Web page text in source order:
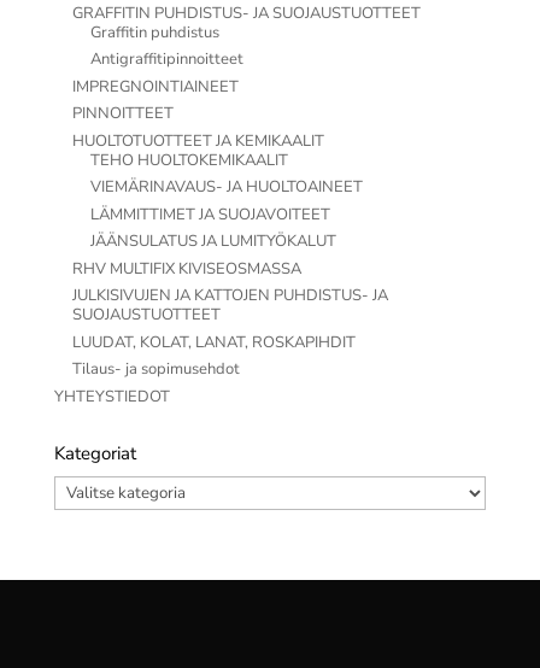
GRAFFITIN PUHDISTUS- JA SUOJAUSTUOTTEET
Graffitin puhdistus
Antigraffitipinnoitteet
IMPREGNOINTIAINEET
PINNOITTEET
HUOLTOTUOTTEET JA KEMIKAALIT
TEHO HUOLTOKEMIKAALIT
VIEMÄRINAVAUS- JA HUOLTOAINEET
LÄMMITTIMET JA SUOJAVOITEET
JÄÄNSULATUS JA LUMITYÖKALUT
RHV MULTIFIX KIVISEOSMASSA
JULKISIVUJEN JA KATTOJEN PUHDISTUS- JA
SUOJAUSTUOTTEET
LUUDAT, KOLAT, LANAT, ROSKAPIHDIT
Tilaus- ja sopimusehdot
YHTEYSTIEDOT
Kategoriat
Kategoriat